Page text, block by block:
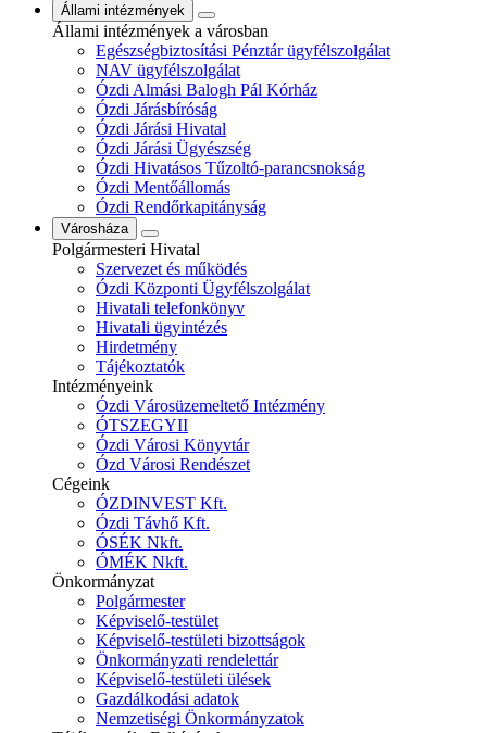
Állami intézmények
Állami intézmények a városban
Egészségbiztosítási Pénztár ügyfélszolgálat
NAV ügyfélszolgálat
Ózdi Almási Balogh Pál Kórház
Ózdi Járásbíróság
Ózdi Járási Hivatal
Ózdi Járási Ügyészség
Ózdi Hivatásos Tűzoltó-parancsnokság
Ózdi Mentőállomás
Ózdi Rendőrkapitányság
Városháza
Polgármesteri Hivatal
Szervezet és működés
Ózdi Központi Ügyfélszolgálat
Hivatali telefonkönyv
Hivatali ügyintézés
Hirdetmény
Tájékoztatók
Intézményeink
Ózdi Városüzemeltető Intézmény
ÓTSZEGYII
Ózdi Városi Könyvtár
Ózd Városi Rendészet
Cégeink
ÓZDINVEST Kft.
Ózdi Távhő Kft.
ÓSÉK Nkft.
ÓMÉK Nkft.
Önkormányzat
Polgármester
Képviselő-testület
Képviselő-testületi bizottságok
Önkormányzati rendelettár
Képviselő-testületi ülések
Gazdálkodási adatok
Nemzetiségi Önkormányzatok